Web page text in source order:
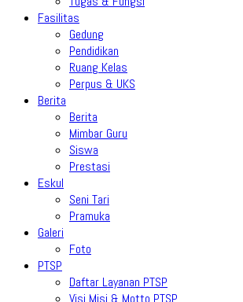
Fasilitas
Gedung
Pendidikan
Ruang Kelas
Perpus & UKS
Berita
Berita
Mimbar Guru
Siswa
Prestasi
Eskul
Seni Tari
Pramuka
Galeri
Foto
PTSP
Daftar Layanan PTSP
Visi Misi & Motto PTSP